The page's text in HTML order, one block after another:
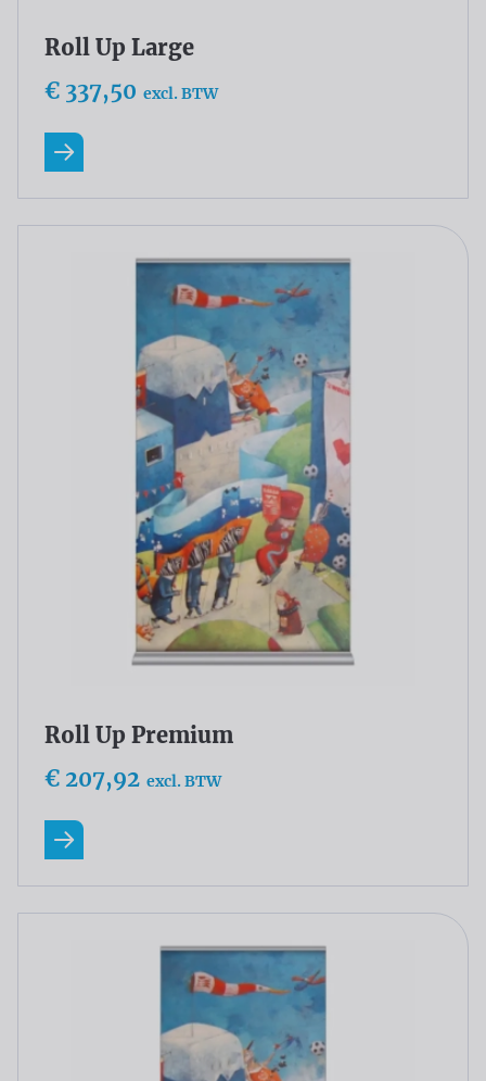
Roll Up Large
€ 337,50 excl. BTW
Lees meer
Roll Up Premium
€ 207,92 excl. BTW
Lees meer